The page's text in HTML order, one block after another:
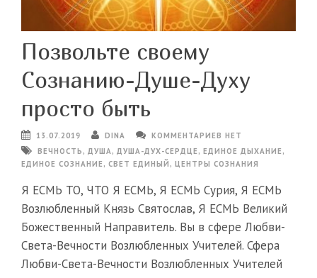
Позвольте своему
Сознанию-Душе-Духу
просто быть
13.07.2019 DINA
КОММЕНТАРИЕВ НЕТ
ВЕЧНОСТЬ , ДУША, ДУША-ДУХ-СЕРДЦЕ, ЕДИНОЕ ДЫХАНИЕ,
ЕДИНОЕ СОЗНАНИЕ, СВЕТ ЕДИНЫЙ , ЦЕНТРЫ СОЗНАНИЯ
Я ЕСМЬ ТО, ЧТО Я ЕСМЬ, Я ЕСМЬ Сурия, Я ЕСМЬ
Возлюбленный Князь Святослав, Я ЕСМЬ Великий
Божественный Направитель. Вы в сфере Любви-
Света-Вечности Возлюбленных Учителей. Сфера
Любви-Света-Вечности Возлюбленных Учителей